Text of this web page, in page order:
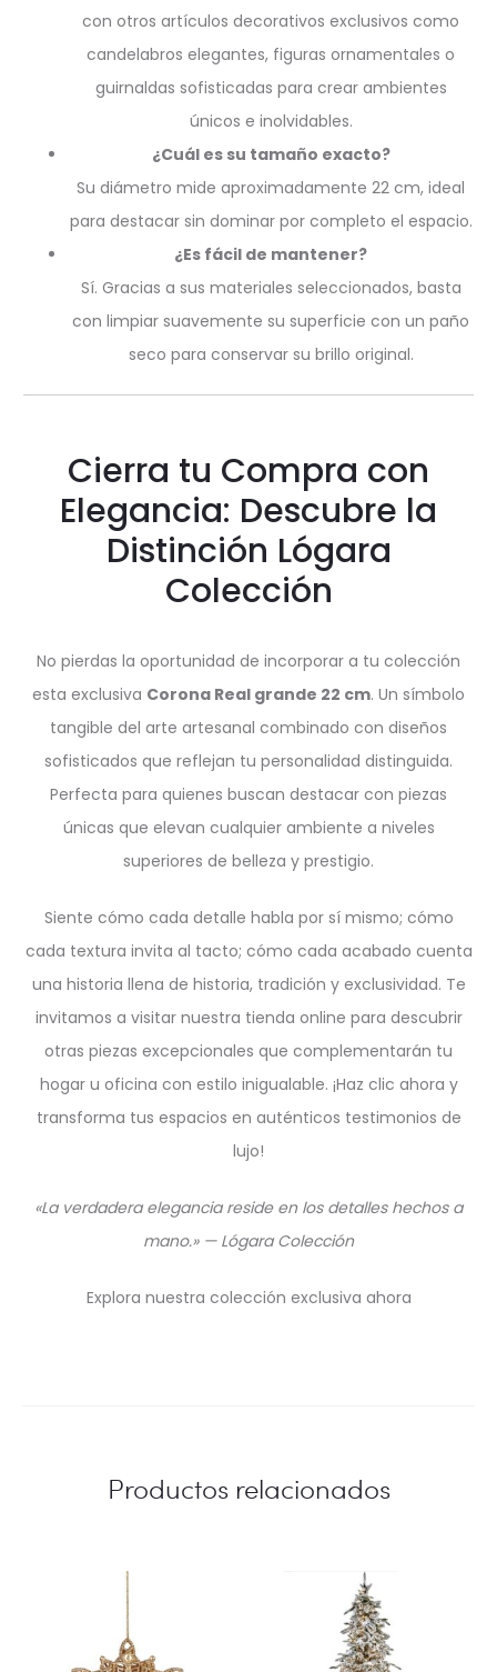
con otros artículos decorativos exclusivos como
candelabros elegantes, figuras ornamentales o
guirnaldas sofisticadas para crear ambientes
únicos e inolvidables.
¿Cuál es su tamaño exacto?
Su diámetro mide aproximadamente 22 cm, ideal
para destacar sin dominar por completo el espacio.
¿Es fácil de mantener?
Sí. Gracias a sus materiales seleccionados, basta
con limpiar suavemente su superficie con un paño
seco para conservar su brillo original.
Cierra tu Compra con
Elegancia: Descubre la
Distinción Lógara
Colección
No pierdas la oportunidad de incorporar a tu colección
esta exclusiva Corona Real grande 22 cm. Un símbolo
tangible del arte artesanal combinado con diseños
sofisticados que reflejan tu personalidad distinguida.
Perfecta para quienes buscan destacar con piezas
únicas que elevan cualquier ambiente a niveles
superiores de belleza y prestigio.
Siente cómo cada detalle habla por sí mismo; cómo
cada textura invita al tacto; cómo cada acabado cuenta
una historia llena de historia, tradición y exclusividad. Te
invitamos a visitar nuestra tienda online para descubrir
otras piezas excepcionales que complementarán tu
hogar u oficina con estilo inigualable. ¡Haz clic ahora y
transforma tus espacios en auténticos testimonios de
lujo!
«La verdadera elegancia reside en los detalles hechos a
mano.» — Lógara Colección
Explora nuestra colección exclusiva ahora
Productos relacionados